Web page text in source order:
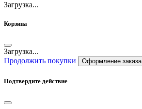
Загрузка...
Корзина
Загрузка...
Продолжить покупки
Оформление заказа
Подтвердите действие